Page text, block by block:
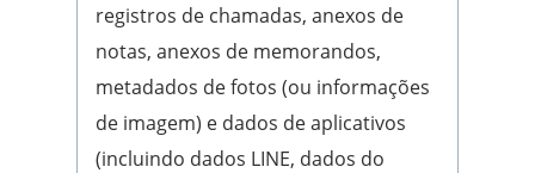
registros de chamadas, anexos de
notas, anexos de memorandos,
metadados de fotos (ou informações
de imagem) e dados de aplicativos
(incluindo dados LINE, dados do